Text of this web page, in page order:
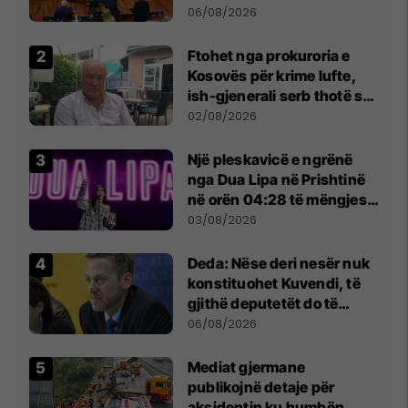
Kuvendit
06/08/2026
Ftohet nga prokuroria e
Kosovës për krime lufte,
ish-gjenerali serb thotë se
dikush e tradhtoi në
02/08/2026
Një pleskavicë e ngrënë
nga Dua Lipa në Prishtinë
në orën 04:28 të mëngjesit
- dhe bota digjitale serbe
03/08/2026
Deda: Nëse deri nesër nuk
konstituohet Kuvendi, të
gjithë deputetët do të
bëjnë shkelje të rëndë
06/08/2026
Mediat gjermane
publikojnë detaje për